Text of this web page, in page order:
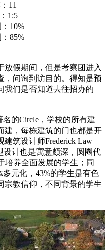
11
1:5
10%
85%
放假期间，但是考察团进入
，问询到访目的。得知是预
我们是否知道去往招办的
的Circle，学校的所有建
建，每栋建筑的门也都是开
筑设计师Frederick Law
设计也是寓意颇深，圆圈代
培养全面发展的学生；同
元化，43%的学生是有色
宗教信仰，不同背景的学生